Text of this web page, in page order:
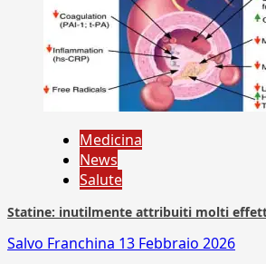
Medicina
News
Salute
Statine: inutilmente attribuiti molti
Salvo Franchina 13 Febbraio 2026